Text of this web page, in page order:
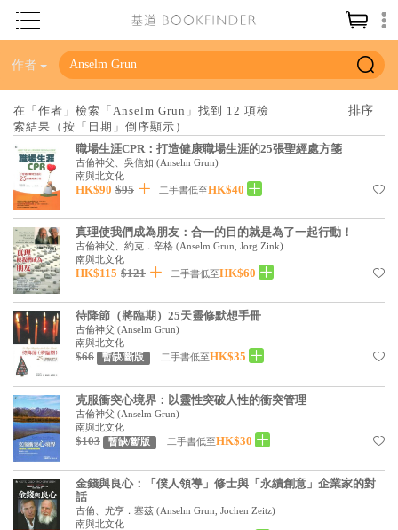
神學／教義
聖經
信仰入門
教會歷史
靈修／禱告
信徒生活
分齡牧養
社會／倫理
哲學／宗教比較
見證／傳記
文藝／勵志
童書
精選影音
作者
在「作者」檢索「Anselm Grun」找到 12 項檢
索結果（按「日期」倒序顯示）
職場生涯CPR：打造健康職場生涯的25張聖經處方箋
古倫神父、吳信如 (Anselm Grun)
南與北文化
HK$90 $95 二手書低至HK$40
真理使我們成為朋友：合一的目的就是為了一起行動！
古倫神父、約克．辛格 (Anselm Grun, Jorg Zink)
南與北文化
HK$115 $121 二手書低至HK$60
待降節（將臨期）25天靈修默想手冊
古倫神父 (Anselm Grun)
南與北文化
$66 暫缺/斷版 二手書低至HK$35
克服衝突心境界：以靈性突破人性的衝突管理
古倫神父 (Anselm Grun)
南與北文化
$103 暫缺/斷版 二手書低至HK$30
金錢與良心：「僕人領導」修士與「永續創意」企業家的對
話
古倫、尤亨．塞茲 (Anselm Grun, Jochen Zeitz)
南與北文化